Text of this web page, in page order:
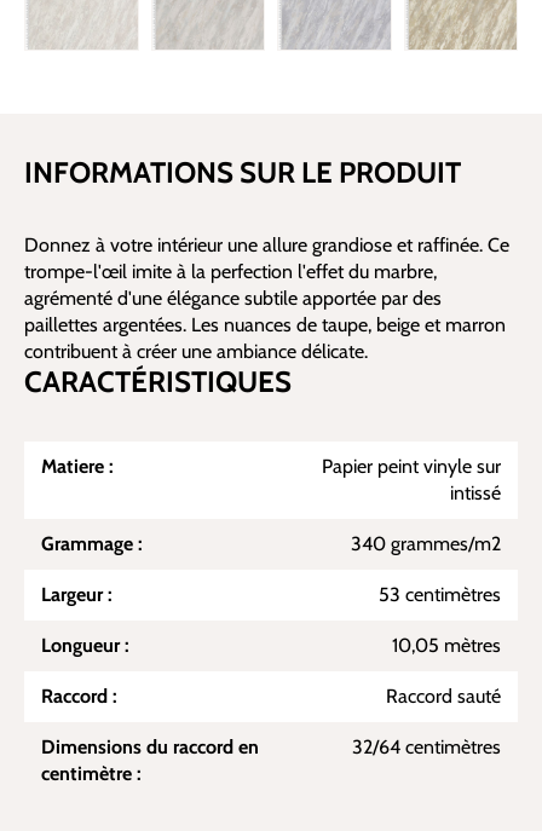
INFORMATIONS SUR LE PRODUIT
Donnez à votre intérieur une allure grandiose et raffinée. Ce
trompe-l'œil imite à la perfection l'effet du marbre,
agrémenté d'une élégance subtile apportée par des
paillettes argentées. Les nuances de taupe, beige et marron
contribuent à créer une ambiance délicate.
CARACTÉRISTIQUES
Matiere :
Papier peint vinyle sur
intissé
Grammage : 340 grammes/m2
Largeur : 53 centimètres
Longueur : 10,05 mètres
Raccord : Raccord sauté
Dimensions du raccord en
centimètre :
32/64 centimètres